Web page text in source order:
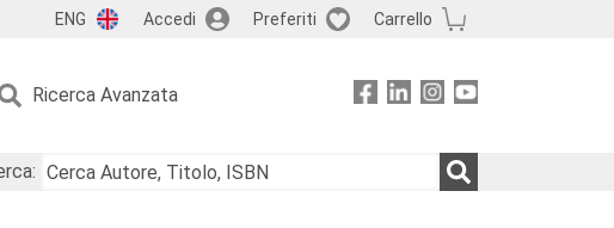
ENG Accedi Preferiti Carrello
Ricerca Avanzata